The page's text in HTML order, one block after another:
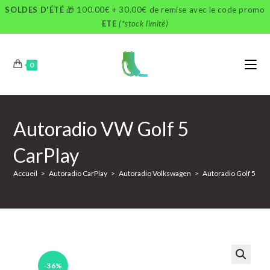
Skip
content
SOLDES D'ÉTÉ 🎁 100.00€ + 30.00€ de remise avec le code promo
ETE (*stock limité)
0
Autoradio VW Golf 5
CarPlay
Accueil > Autoradio CarPlay > Autoradio Volkswagen > Autoradio Golf 5
-36%